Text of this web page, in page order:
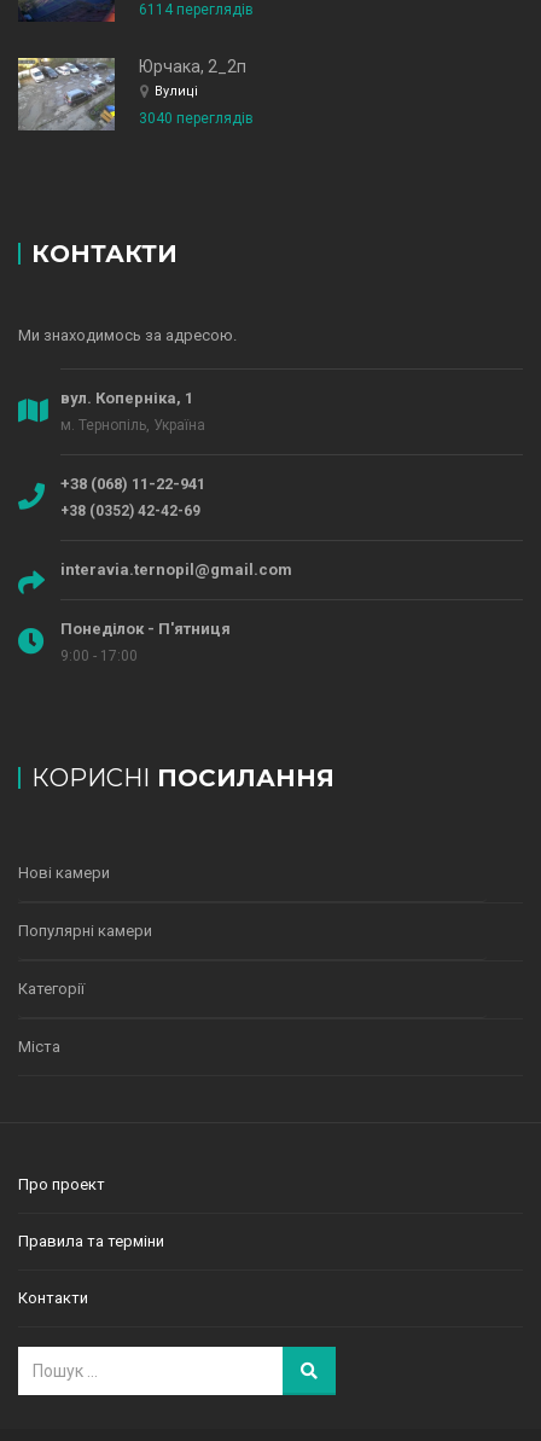
6114 переглядів
Юрчака, 2_2п
Вулиці
3040 переглядів
КОНТАКТИ
Ми знаходимось за адресою.
вул. Коперніка, 1
м. Тернопіль, Україна
+38 (068) 11-22-941
+38 (0352) 42-42-69
interavia.ternopil@gmail.com
Понеділок - П'ятниця
9:00 - 17:00
КОРИСНІ ПОСИЛАННЯ
Нові камери
Популярні камери
Категорії
Міста
Про проект
Правила та терміни
Контакти